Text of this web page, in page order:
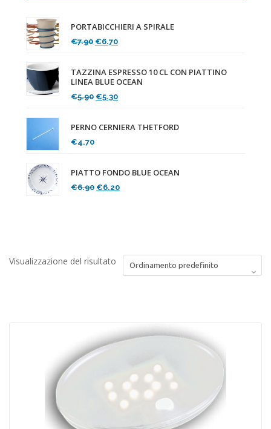
PORTABICCHIERI A SPIRALE
€7.90 Il
era:
€6.70Il
è:
TAZZINA ESPRESSO 10 CL CON PIATTINO
LINEA BLUE OCEAN
€5.90 Il
era:
€5.30Il
è:
PERNO CERNIERA THETFORD
€4.70
PIATTO FONDO BLUE OCEAN
€6.90 Il
€6.20Il
Visualizzazione del risultato